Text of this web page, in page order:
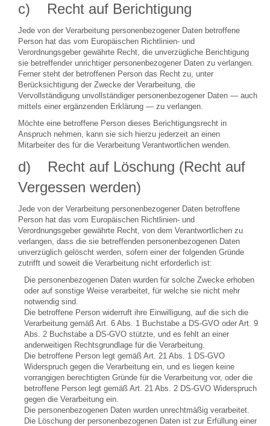
c) Recht auf Berichtigung
Jede von der Verarbeitung personenbezogener Daten betroffene
Person hat das vom Europäischen Richtlinien- und
Verordnungsgeber gewährte Recht, die unverzügliche Berichtigung
sie betreffender unrichtiger personenbezogener Daten zu verlangen.
Ferner steht der betroffenen Person das Recht zu, unter
Berücksichtigung der Zwecke der Verarbeitung, die
Vervollständigung unvollständiger personenbezogener Daten — auch
mittels einer ergänzenden Erklärung — zu verlangen.
Möchte eine betroffene Person dieses Berichtigungsrecht in
Anspruch nehmen, kann sie sich hierzu jederzeit an einen
Mitarbeiter des für die Verarbeitung Verantwortlichen wenden.
d) Recht auf Löschung (Recht auf
Vergessen werden)
Jede von der Verarbeitung personenbezogener Daten betroffene
Person hat das vom Europäischen Richtlinien- und
Verordnungsgeber gewährte Recht, von dem Verantwortlichen zu
verlangen, dass die sie betreffenden personenbezogenen Daten
unverzüglich gelöscht werden, sofern einer der folgenden Gründe
zutrifft und soweit die Verarbeitung nicht erforderlich ist:
Die personenbezogenen Daten wurden für solche Zwecke erhoben
oder auf sonstige Weise verarbeitet, für welche sie nicht mehr
notwendig sind.
Die betroffene Person widerruft ihre Einwilligung, auf die sich die
Verarbeitung gemäß Art. 6 Abs. 1 Buchstabe a DS-GVO oder Art. 9
Abs. 2 Buchstabe a DS-GVO stützte, und es fehlt an einer
anderweitigen Rechtsgrundlage für die Verarbeitung.
Die betroffene Person legt gemäß Art. 21 Abs. 1 DS-GVO
Widerspruch gegen die Verarbeitung ein, und es liegen keine
vorrangigen berechtigten Gründe für die Verarbeitung vor, oder die
betroffene Person legt gemäß Art. 21 Abs. 2 DS-GVO Widerspruch
gegen die Verarbeitung ein.
Die personenbezogenen Daten wurden unrechtmäßig verarbeitet.
Die Löschung der personenbezogenen Daten ist zur Erfüllung einer